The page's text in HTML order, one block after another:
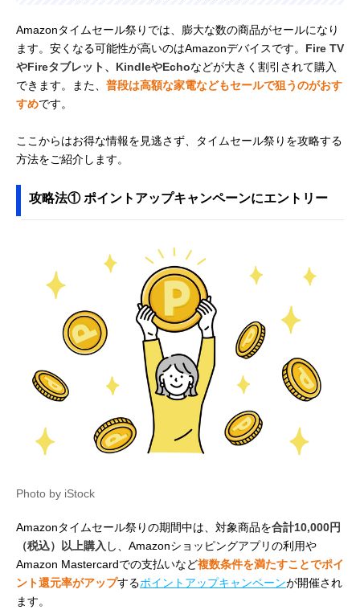
Amazonタイムセール祭りでは、膨大な数の商品がセールになり
ます。安くなる可能性が高いのはAmazonデバイスです。 Fire TV
やFireタブレット、KindleやEchoなどが大きく割引されて購入
できます。また、 普段は高額な家電などもセールで狙うのがおす
すめです。
ここからはお得な情報を見逃さず、タイムセール祭りを攻略する
方法をご紹介します。
攻略法① ポイントアップキャンペーンにエントリー
Photo by iStock
Amazonタイムセール祭りの期間中は、対象商品を合計10,000円
（税込）以上購入 し、Amazonショッピングアプリの利用や
Amazon Mastercardでの支払いなど複数条件を満たすことでポイ
ント還元率がアップするポイントアップキャンペーンが開催され
ます。